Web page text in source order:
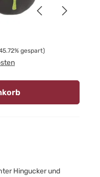
gespart)
Hingucker und